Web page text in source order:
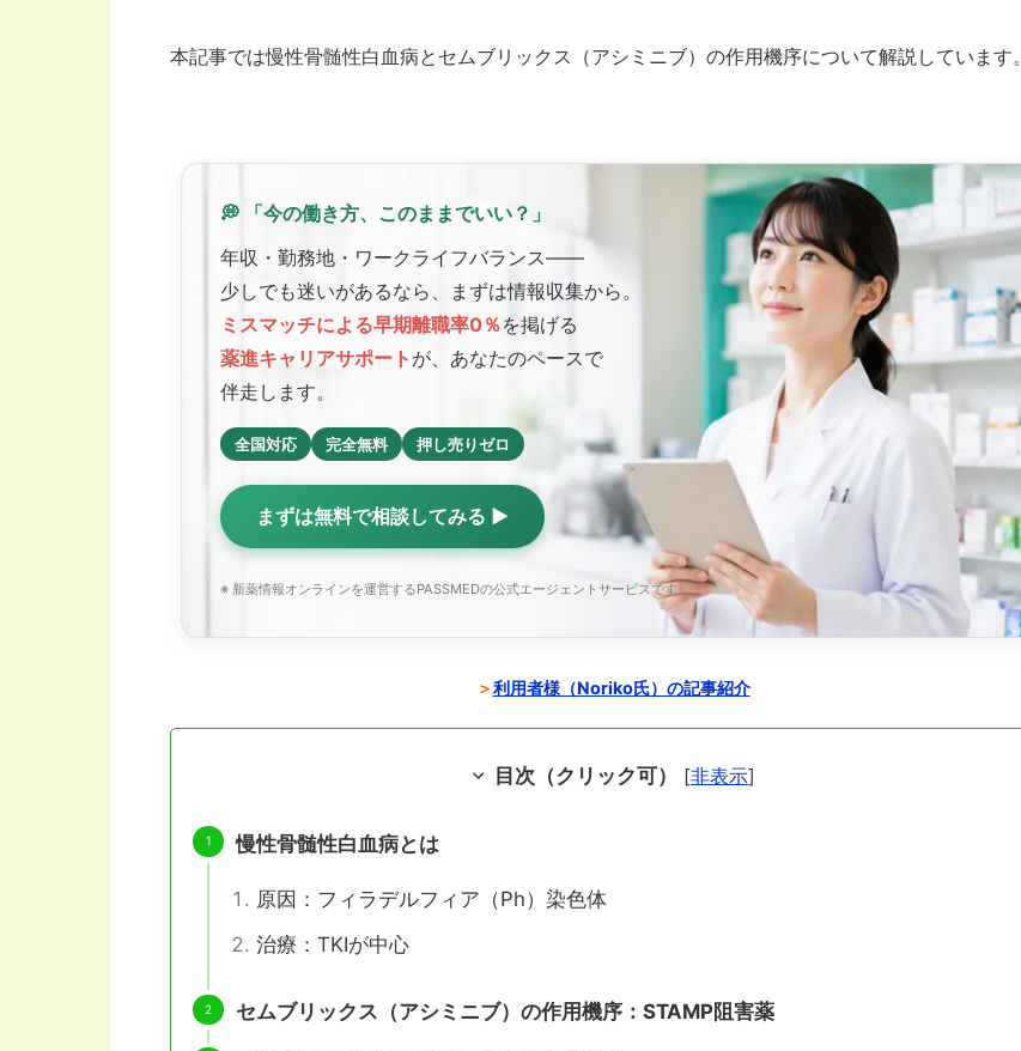
本記事では慢性骨髄性白血病とセムブリックス（アシミニブ）の作用機序について解説しています。
💭 「今の働き方、このままでいい？」
年収・勤務地・ワークライフバランス——
少しでも迷いがあるなら、まずは情報収集から。
ミスマッチによる早期離職率0％ を掲げる
薬進キャリアサポート が、あなたのペースで
伴走します。
全国対応 完全無料 押し売りゼロ
まずは無料で相談してみる ▶
※ 新薬情報オンラインを運営するPASSMEDの公式エージェントサービスです
＞利用者様（Noriko氏）の記事紹介
目次（クリック可） [非表示]
慢性骨髄性白血病とは
原因：フィラデルフィア（Ph）染色体
治療：TKIが中心
セムブリックス（アシミニブ）の作用機序：STAMP阻害薬